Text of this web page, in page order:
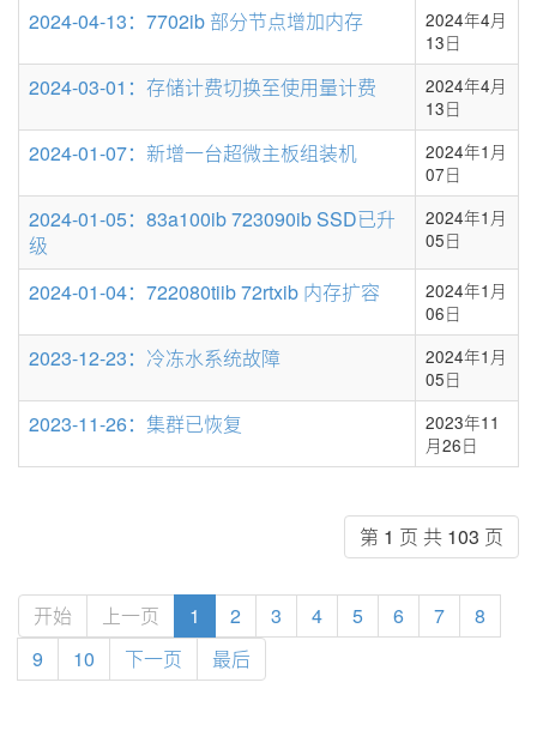
2024-04-13：7702ib 部分节点增加内存
2024年4月
13日
2024-03-01：存储计费切换至使用量计费
2024年4月
13日
2024-01-07：新增一台超微主板组装机
2024年1月
07日
2024-01-05：83a100ib 723090ib SSD已升
级
2024年1月
05日
2024-01-04：722080tiib 72rtxib 内存扩容
2024年1月
06日
2023-12-23：冷冻水系统故障
2024年1月
05日
2023-11-26：集群已恢复
2023年11
月26日
第 1 页 共 103 页
开始 上一页 1 2 3 4 5 6 7
8
9
10 下一页 最后